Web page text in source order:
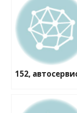
152,